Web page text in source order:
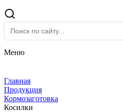
Меню
Главная
Продукция
Кормозаготовка
Косилки